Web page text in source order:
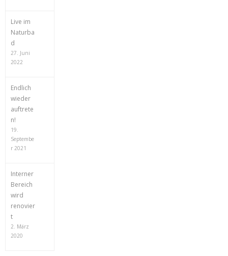
Live im
Naturba
d
27. Juni
2022
Endlich
wieder
auftrete
n!
19.
Septembe
r 2021
Interner
Bereich
wird
renovier
t
2. März
2020